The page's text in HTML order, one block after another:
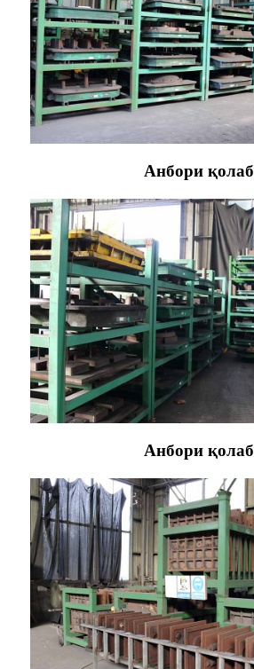
Анбори қолаб
Анбори қолаб